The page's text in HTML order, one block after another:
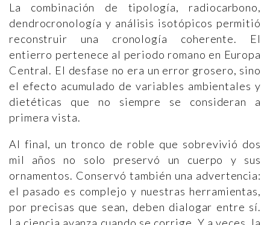
La combinación de tipología, radiocarbono,
dendrocronología y análisis isotópicos permitió
reconstruir una cronología coherente. El
entierro pertenece al periodo romano en Europa
Central. El desfase no era un error grosero, sino
el efecto acumulado de variables ambientales y
dietéticas que no siempre se consideran a
primera vista.
Al final, un tronco de roble que sobrevivió dos
mil años no solo preservó un cuerpo y sus
ornamentos. Conservó también una advertencia:
el pasado es complejo y nuestras herramientas,
por precisas que sean, deben dialogar entre sí.